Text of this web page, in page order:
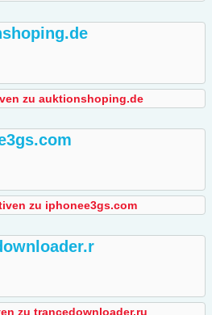
zu auktionshoping.de
zu iphonee3gs.com
zu trancedownloader.ru